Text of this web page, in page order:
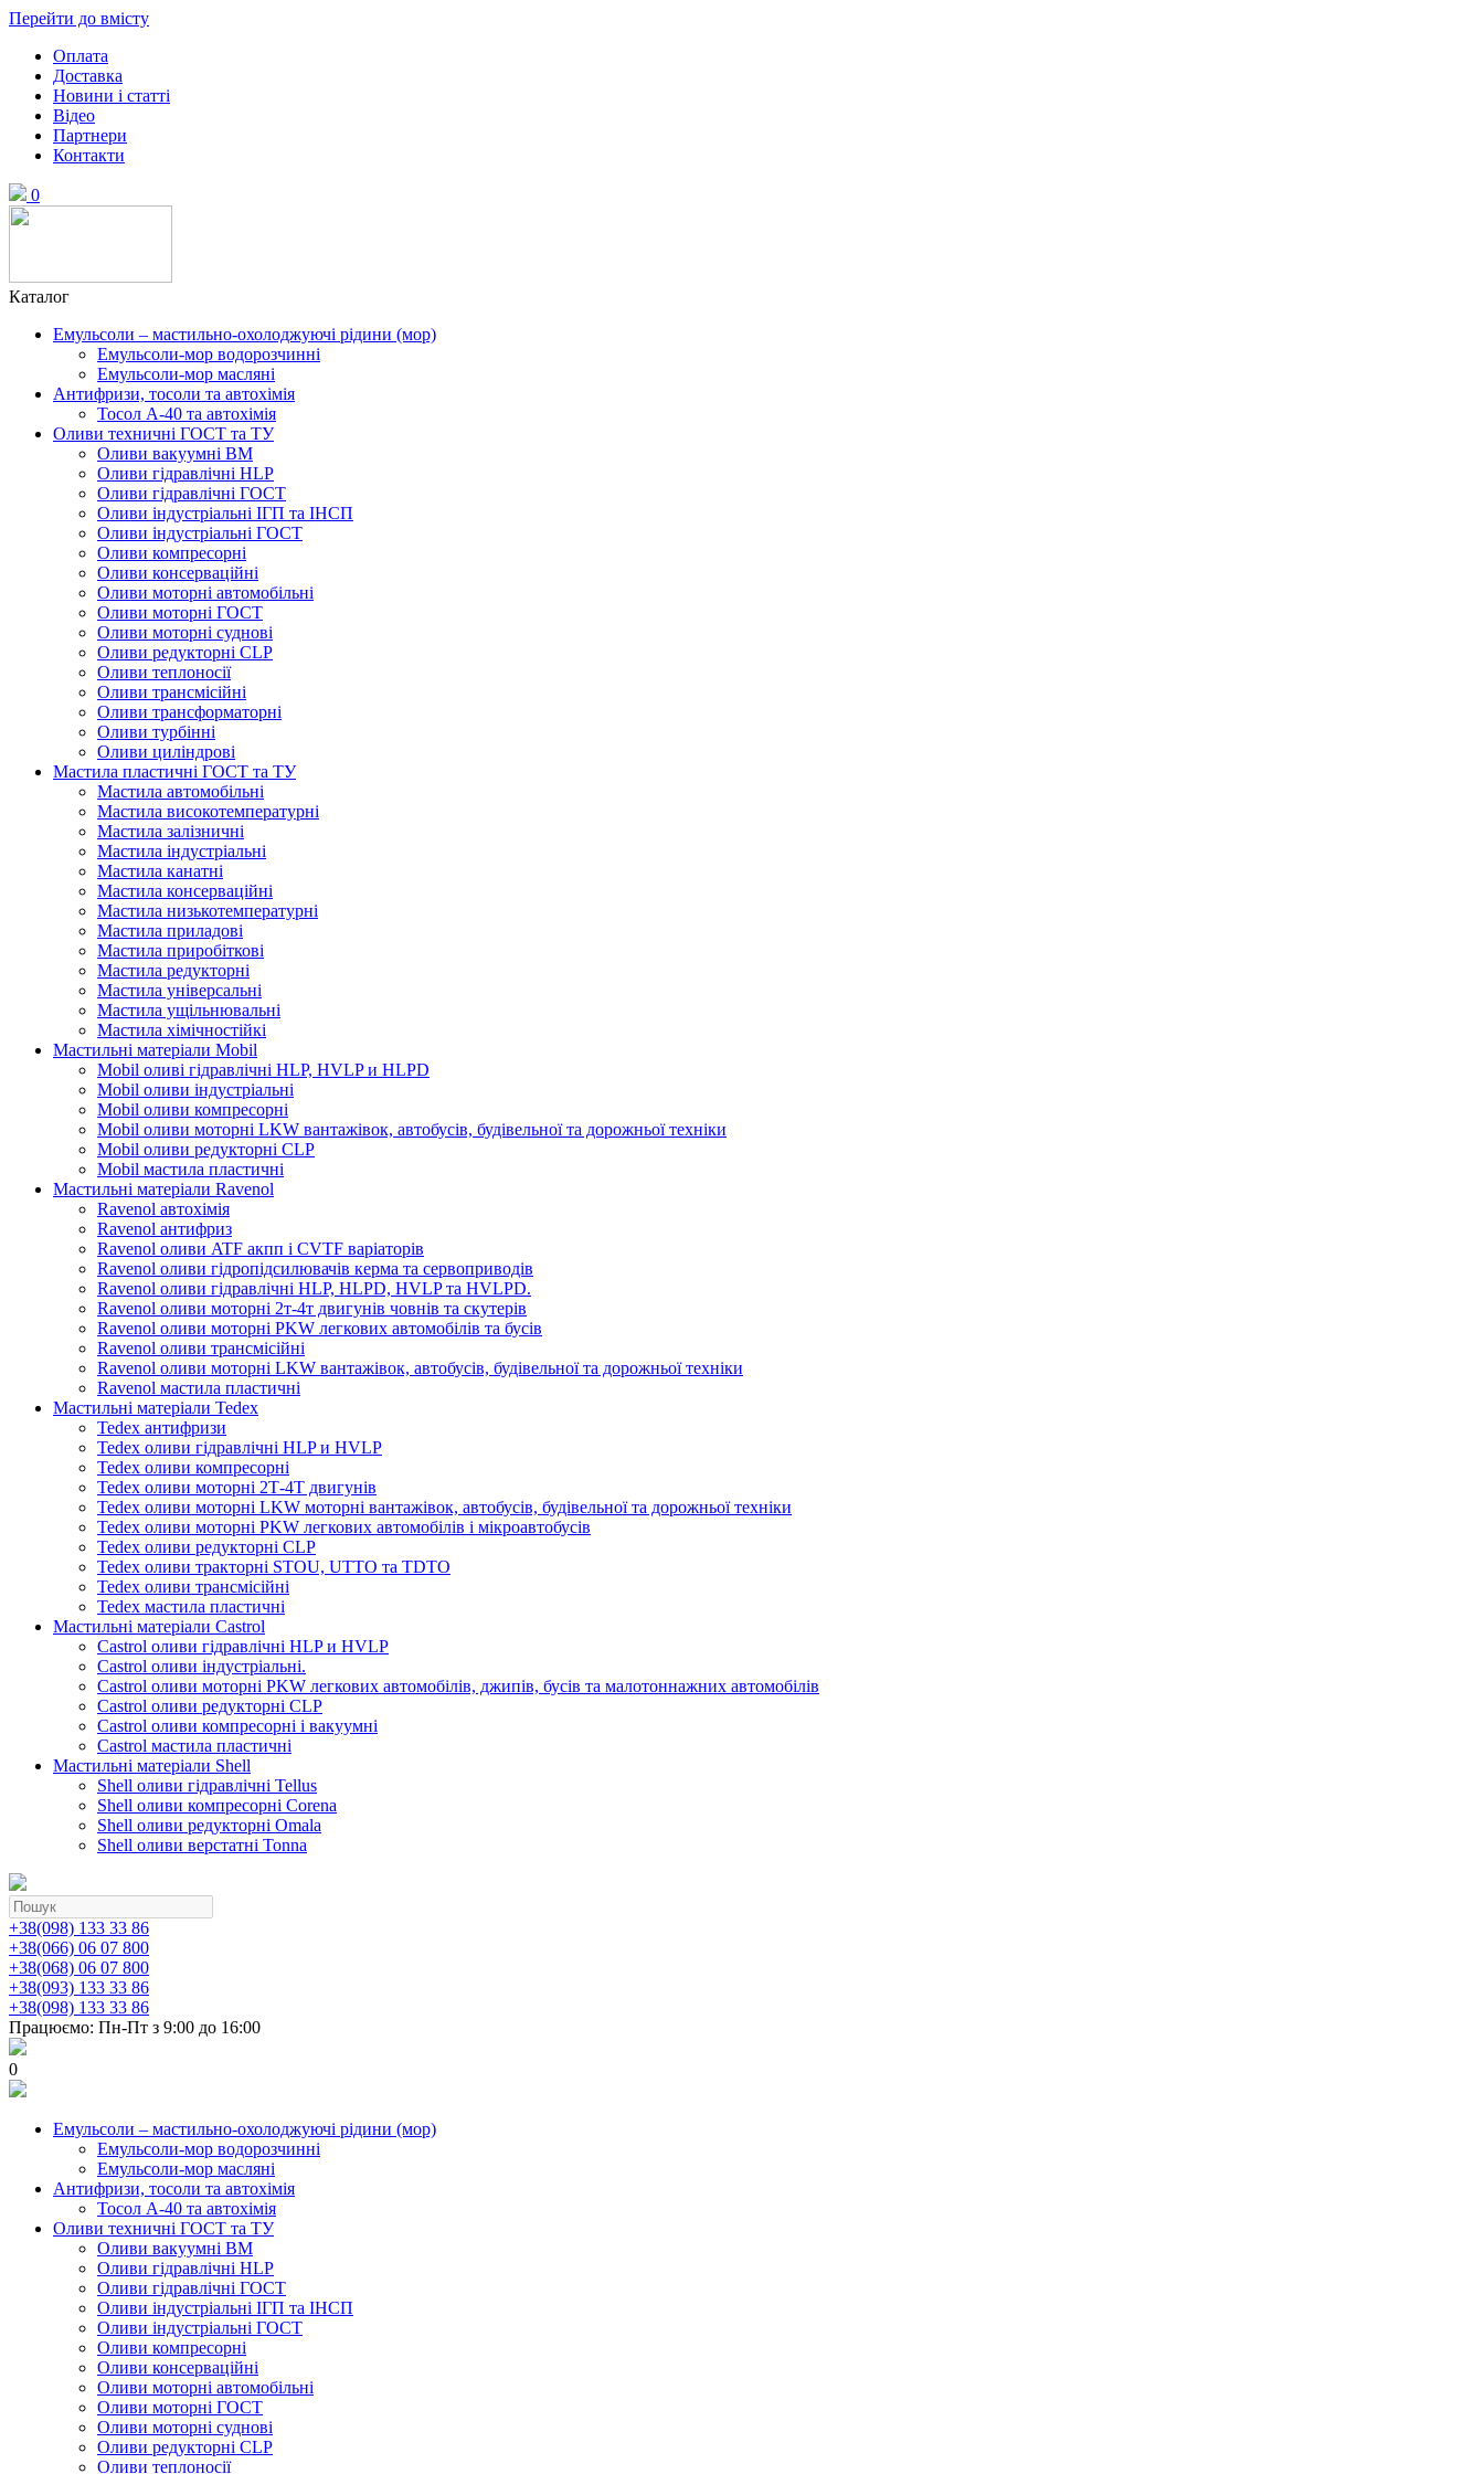
Перейти до вмісту
Оплата
Доставка
Новини і статті
Відео
Партнери
Контакти
0
Каталог
Емульсоли – мастильно-охолоджуючі рідини (мор)
Емульсоли-мор водорозчинні
Емульсоли-мор масляні
Антифризи, тосоли та автохімія
Тосол А-40 та автохімія
Оливи техничні ГОСТ та ТУ
Оливи вакуумні ВМ
Оливи гідравлічні HLP
Оливи гідравлічні ГОСТ
Оливи індустріальні ІГП та ІНСП
Оливи індустріальні ГОСТ
Оливи компресорні
Оливи консерваційні
Оливи моторні автомобільні
Оливи моторні ГОСТ
Оливи моторні суднові
Оливи редукторні CLP
Оливи теплоносії
Оливи трансмісійні
Оливи трансформаторні
Оливи турбінні
Оливи циліндрові
Мастила пластичні ГОСТ та ТУ
Мастила автомобільні
Мастила високотемпературні
Мастила залізничні
Мастила індустріальні
Мастила канатні
Мастила консерваційні
Мастила низькотемпературні
Мастила приладові
Мастила приробіткові
Мастила редукторні
Мастила універсальні
Мастила ущільнювальні
Мастила хімічностійкі
Мастильні матеріали Mobil
Mobil оливі гідравлічні HLP, HVLP и HLPD
Mobil оливи індустріальні
Mobil оливи компресорні
Mobil оливи моторні LKW вантажівок, автобусів, будівельної та дорожньої техніки
Mobil оливи редукторні CLP
Mobil мастила пластичні
Мастильні матеріали Ravenol
Ravenol автохімія
Ravenol антифриз
Ravenol оливи ATF акпп і CVTF варіаторів
Ravenol оливи гідропідсилювачів керма та сервоприводів
Ravenol оливи гідравлічні HLP, HLPD, HVLP та HVLPD.
Ravenol оливи моторні 2т-4т двигунів човнів та скутерів
Ravenol оливи моторні PKW легкових автомобілів та бусів
Ravenol оливи трансмісійні
Ravenol оливи моторні LKW вантажівок, автобусів, будівельної та дорожньої техніки
Ravenol мастила пластичні
Мастильні матеріали Tedex
Tedex антифризи
Tedex оливи гідравлічні HLP и HVLP
Tedex оливи компресорні
Tedex оливи моторні 2Т-4Т двигунів
Tedex оливи моторні LKW моторні вантажівок, автобусів, будівельної та дорожньої техніки
Tedex оливи моторні PKW легкових автомобілів і мікроавтобусів
Tedex оливи редукторні CLP
Tedex оливи тракторні STOU, UTTO та TDTO
Tedex оливи трансмісійні
Tedex мастила пластичні
Мастильні матеріали Castrol
Castrol оливи гідравлічні HLP и HVLP
Castrol оливи індустріальні.
Castrol оливи моторні PKW легкових автомобілів, джипів, бусів та малотоннажних автомобілів
Castrol оливи редукторні CLP
Castrol оливи компресорні і вакуумні
Castrol мастила пластичні
Мастильні матеріали Shell
Shell оливи гідравлічні Tellus
Shell оливи компресорні Corena
Shell оливи редукторні Omala
Shell оливи верстатні Tonna
+38(098) 133 33 86
+38(066) 06 07 800
+38(068) 06 07 800
+38(093) 133 33 86
+38(098) 133 33 86
Працюємо: Пн-Пт з 9:00 до 16:00
0
Емульсоли – мастильно-охолоджуючі рідини (мор)
Емульсоли-мор водорозчинні
Емульсоли-мор масляні
Антифризи, тосоли та автохімія
Тосол А-40 та автохімія
Оливи техничні ГОСТ та ТУ
Оливи вакуумні ВМ
Оливи гідравлічні HLP
Оливи гідравлічні ГОСТ
Оливи індустріальні ІГП та ІНСП
Оливи індустріальні ГОСТ
Оливи компресорні
Оливи консерваційні
Оливи моторні автомобільні
Оливи моторні ГОСТ
Оливи моторні суднові
Оливи редукторні CLP
Оливи теплоносії